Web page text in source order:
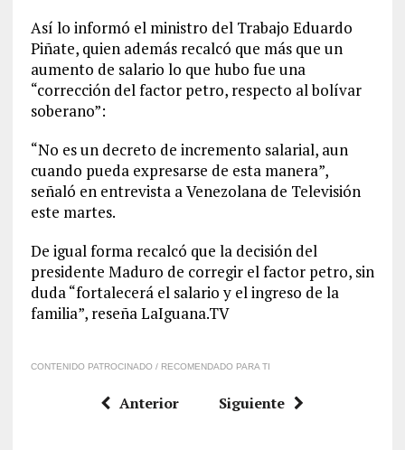
Así lo informó el ministro del Trabajo Eduardo
Piñate, quien además recalcó que más que un
aumento de salario lo que hubo fue una
“corrección del factor petro, respecto al bolívar
soberano”:
“No es un decreto de incremento salarial, aun
cuando pueda expresarse de esta manera”,
señaló en entrevista a Venezolana de Televisión
este martes.
De igual forma recalcó que la decisión del
presidente Maduro de corregir el factor petro, sin
duda “fortalecerá el salario y el ingreso de la
familia”, reseña LaIguana.TV
CONTENIDO PATROCINADO / RECOMENDADO PARA TI
Anterior Siguiente